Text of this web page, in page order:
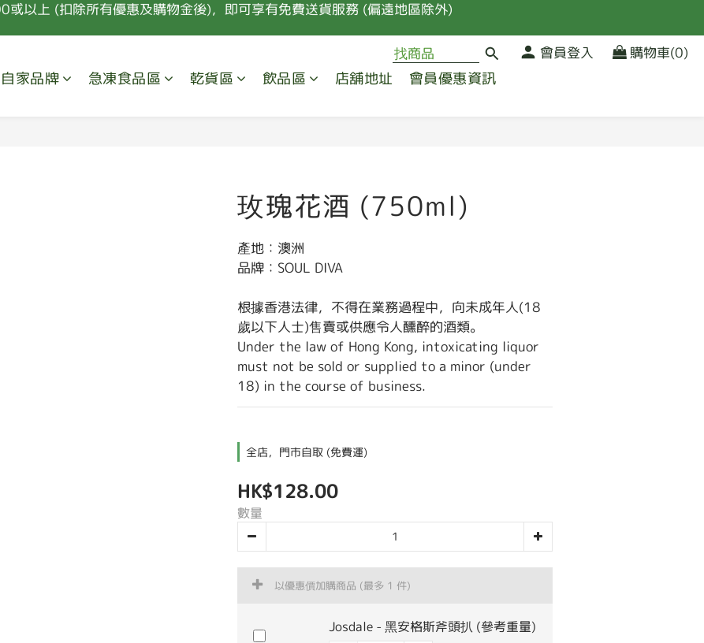
或以上 (扣除所有優惠及購物金後)，即可享有免費送貨服務 (偏遠地區除外)
會員登入 購物車(0)
自家品牌 急凍食品區 乾貨區 飲品區 店舖地址 會員優惠資訊
玫瑰花酒 (750ml)
產地：澳洲
品牌：SOUL DIVA
根據香港法律，不得在業務過程中，向未成年人(18
歲以下人士)售賣或供應令人醺醉的酒類。
Under the law of Hong Kong, intoxicating liquor
must not be sold or supplied to a minor (under
18) in the course of business.
全店，門市自取 (免費運)
HK$128.00
數量
以優惠價加購商品 (最多 1 件)
Josdale - 黑安格斯斧頭扒 (參考重量)